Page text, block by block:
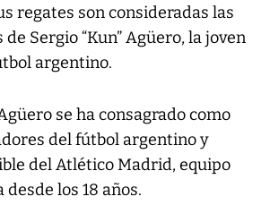
regates son consideradas las
Sergio “Kun” Agüero, la joven
argentino.
se ha consagrado como
del fútbol argentino y
del Atlético Madrid, equipo
los 18 años.